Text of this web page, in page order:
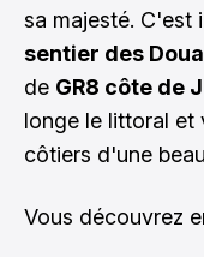
sa majesté. C'est
sentier des
de GR8 côte de
longe le littoral et
côtiers d'une
Vous découvrez